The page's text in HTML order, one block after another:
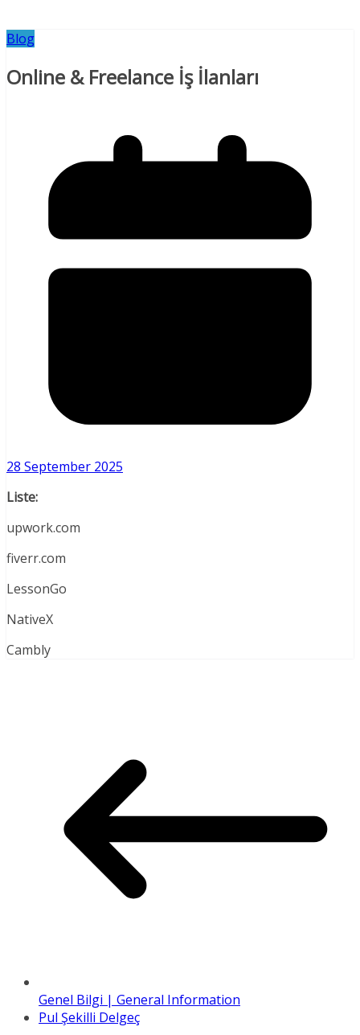
Blog
Online & Freelance İş İlanları
28 September 2025
Liste:
upwork.com
fiverr.com
LessonGo
NativeX
Cambly
Genel Bilgi | General Information
Pul Şekilli Delgeç